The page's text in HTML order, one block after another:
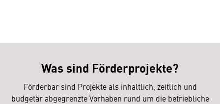
Was sind Förderprojekte?
Förderbar sind Projekte als inhaltlich, zeitlich und
budgetär abgegrenzte Vorhaben rund um die betriebliche